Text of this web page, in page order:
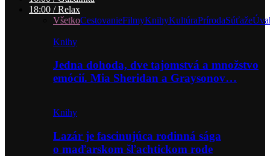
18:00 / Relax
VšetkoCestovanieFilmyKnihyKultúraPrírodaSúťaže
Knihy
Jedna dohoda, dve tajomstvá a množstvo
emócií. Mia Sheridan a Graysonov…
Knihy
Lazár je fascinujúca rodinná sága
o maďarskom šľachtickom rode